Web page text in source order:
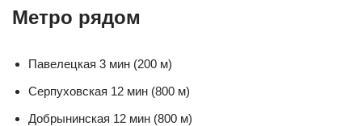
Метро рядом
Павелецкая 3 мин (200 м)
Серпуховская 12 мин (800 м)
Добрынинская 12 мин (800 м)